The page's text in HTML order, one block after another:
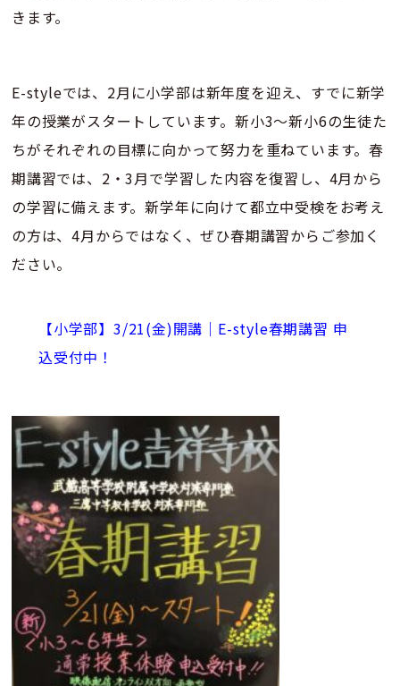
きます。
E-styleでは、2月に小学部は新年度を迎え、すでに新学
年の授業がスタートしています。新小3～新小6の生徒た
ちがそれぞれの目標に向かって努力を重ねています。春
期講習では、2・3月で学習した内容を復習し、4月から
の学習に備えます。新学年に向けて都立中受検をお考え
の方は、4月からではなく、ぜひ春期講習からご参加く
ださい。
【小学部】3/21(金)開講｜E-style春期講習 申
込受付中！